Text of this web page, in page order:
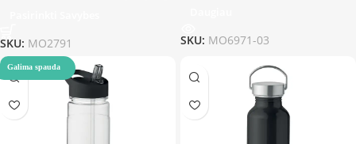
SKU: MO2791 SKU: MO6971-03
Galima spauda